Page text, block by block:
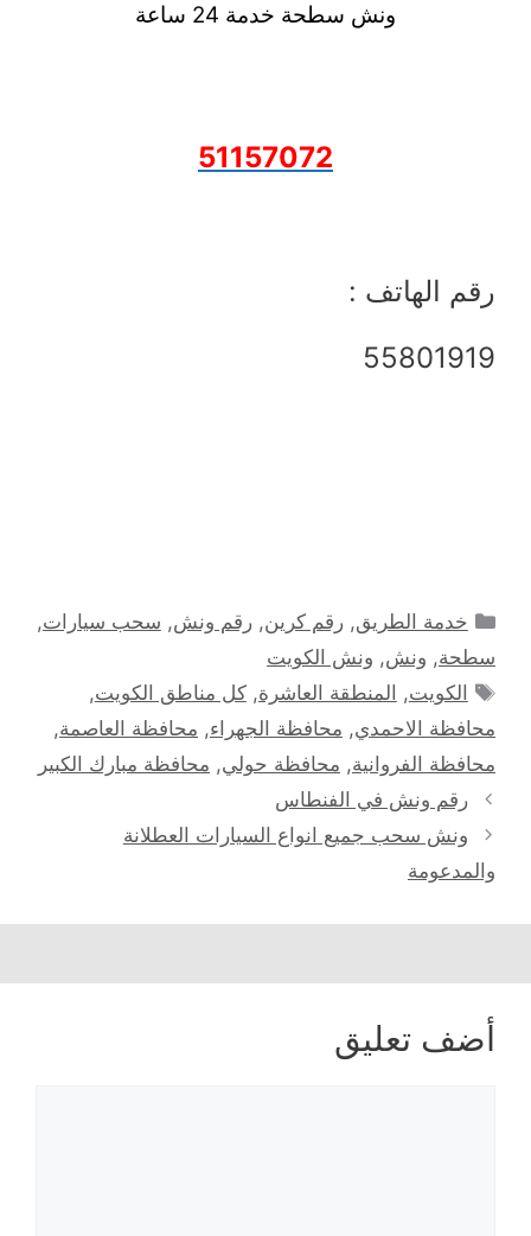
ونش سطحة خدمة 24 ساعة
51157072
رقم الهاتف :
55801919
التصنيفات
خدمة الطريق,رقم كرين,رقم ونش, سحب سيارات,
سطحة, ونش, ونش الكويت
الوسوم
الكويت, المنطقة العاشرة,كل مناطق الكويت,
محافظة الاحمدي, محافظة الجهراء, محافظة العاصمة,
محافظة الفروانية, محافظة حولي, محافظة مبارك الكبير
رقم ونش في الفنطاس
ونش سحب جميع انواع السيارات العطلانة
والمدعومة
أضف تعليق